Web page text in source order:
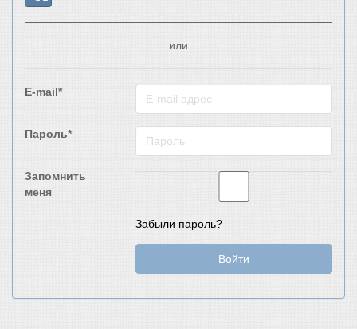
или
E-mail*
Пароль*
Запомнить
меня
Забыли пароль?
Войти